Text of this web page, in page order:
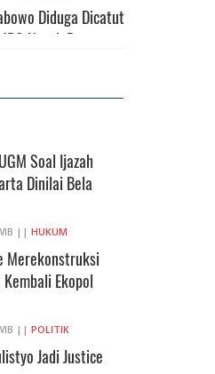
Diduga Dicatut
Untuk Dapat
||
WIB ||TRANSPORTASI
Di
2026 Turun Jadi
WIB ||TENAGA KERJA
Soal Ijazah
Dinilai Bela
|| HUKUM
Merekonstruksi
Ekopol
|| POLITIK
Jadi Justice